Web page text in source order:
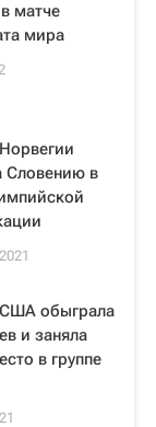
матче
мира
Словению в
обыграла
и заняла
в группе